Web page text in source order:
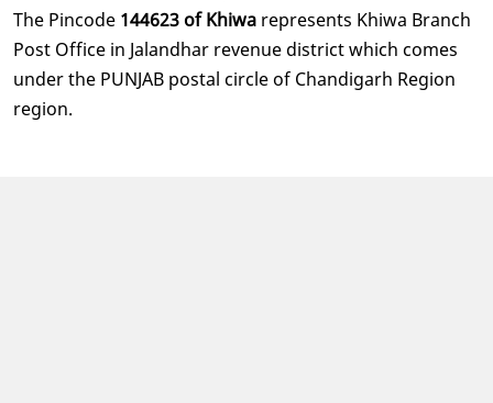
The Pincode 144623 of Khiwa represents Khiwa Branch
Post Office in Jalandhar revenue district which comes
under the PUNJAB postal circle of Chandigarh Region
region.